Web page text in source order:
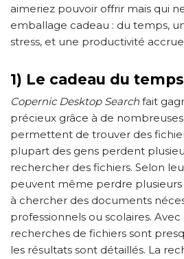
aimeriez pouvoir offrir mais qui
emballage cadeau : du temps,
stress, et une productivité
1) Le cadeau du temps
Copernic Desktop Search fait
précieux grâce à de
permettent de trouver des
plupart des gens perdent
rechercher des fichiers. Selon
peuvent même perdre plusieurs
à chercher des documents
professionnels ou scolaires. Avec
recherches de fichiers sont
les résultats sont détaillés. La